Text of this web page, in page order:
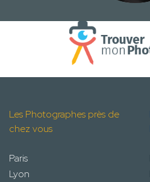
Les Photographes près de
chez vous
Paris
Lyon